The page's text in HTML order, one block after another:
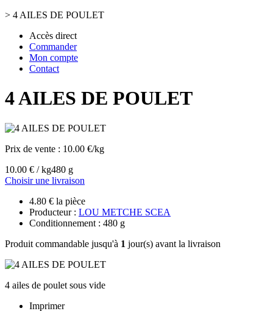
> 4 AILES DE POULET
Accès direct
Commander
Mon compte
Contact
4 AILES DE POULET
Prix de vente : 10.00 €/kg
10.00 € / kg480 g
Choisir une livraison
4.80 € la pièce
Producteur : LOU METCHE SCEA
Conditionnement : 480 g
Produit commandable jusqu'à 1 jour(s) avant la livraison
4 ailes de poulet sous vide
Imprimer